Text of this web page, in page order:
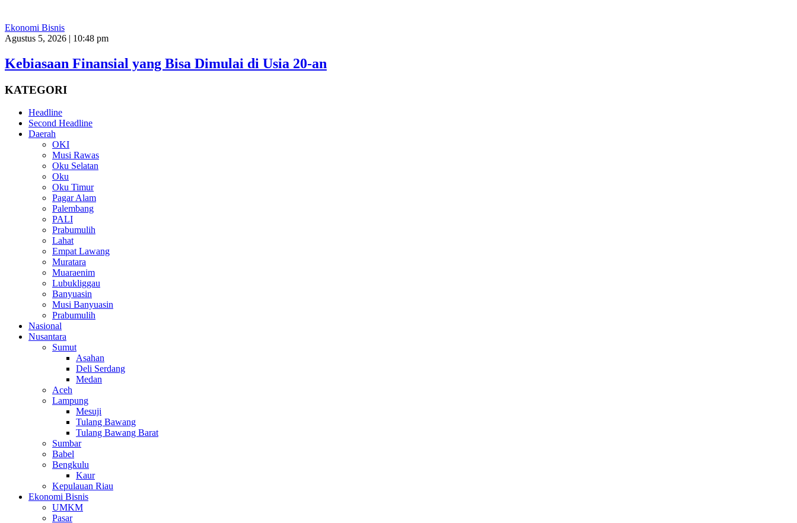
Ekonomi Bisnis
Agustus 5, 2026 | 10:48 pm
Kebiasaan Finansial yang Bisa Dimulai di Usia 20-an
KATEGORI
Headline
Second Headline
Daerah
OKI
Musi Rawas
Oku Selatan
Oku
Oku Timur
Pagar Alam
Palembang
PALI
Prabumulih
Lahat
Empat Lawang
Muratara
Muaraenim
Lubukliggau
Banyuasin
Musi Banyuasin
Prabumulih
Nasional
Nusantara
Sumut
Asahan
Deli Serdang
Medan
Aceh
Lampung
Mesuji
Tulang Bawang
Tulang Bawang Barat
Sumbar
Babel
Bengkulu
Kaur
Kepulauan Riau
Ekonomi Bisnis
UMKM
Pasar